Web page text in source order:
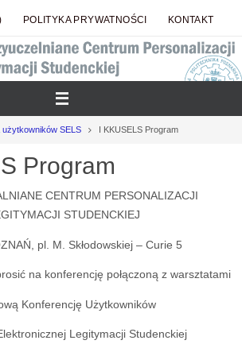
POLITYKA PRYWATNOŚCI KONTAKT
użytkowników SELS I KKUSELS Program
Program
CENTRUM PERSONALIZACJI
STUDENCKIEJ
pl. M. Skłodowskiej – Curie 5
na konferencję połączoną z warsztatami
Konferencję Użytkowników
Legitymacji Studenckiej